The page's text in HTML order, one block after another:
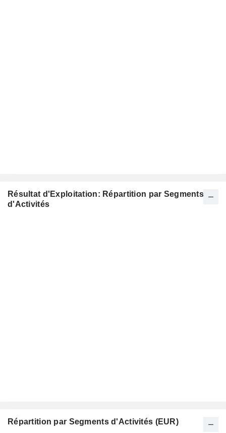
Résultat d'Exploitation: Répartition par Segments
d'Activités
Répartition par Segments d'Activités (EUR)